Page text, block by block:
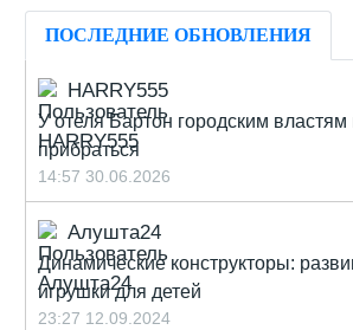
ПОСЛЕДНИЕ ОБНОВЛЕНИЯ
HARRY555
У отеля Бартон городским властям
прибраться
14:57 30.06.2026
Алушта24
Динамические конструкторы:
игрушки для детей
23:27 12.09.2024